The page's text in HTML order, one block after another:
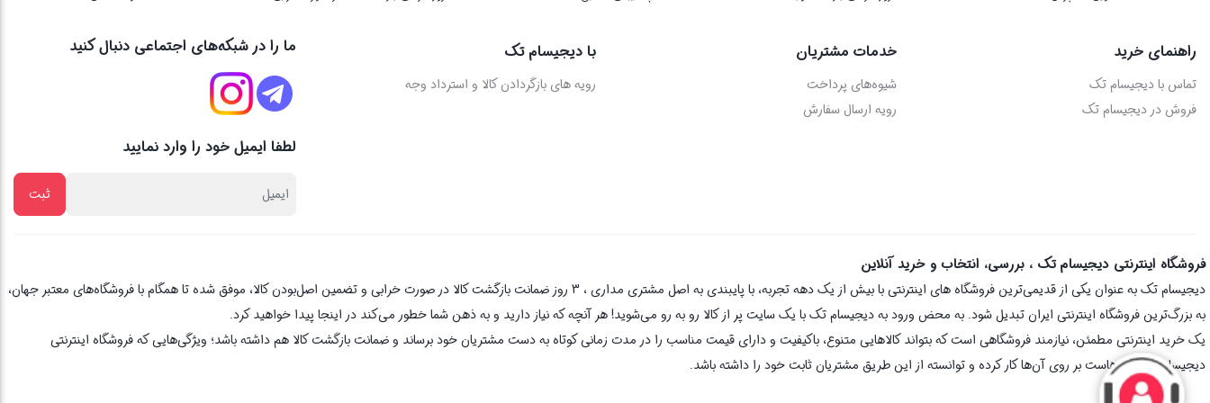
راهنمای خرید
تماس با دیجیسام تک
فروش در دیجیسام تک
خدمات مشتریان
شیوه‌های پرداخت
رویه ارسال سفارش
با دیجیسام تک
رویه های بازگردادن کالا و استرداد وجه
ما را در شبکه‌های اجتماعی دنبال کنید
لطفا ایمیل خود را وارد نمایید
فروشگاه اینترنتی دیجیسام تک ، بررسی، انتخاب و خرید آنلاین
دیجیسام تک به عنوان یکی از قدیمی‌ترین فروشگاه های اینترنتی با بیش از یک دهه تجربه، با پایبندی به اصل مشتری مداری ، 3 روز ضمانت بازگشت کالا در صورت خرابی و تضمین اصل‌بودن کالا، موفق شده تا همگام با فروشگاه‌های معتبر جهان،
به بزرگ‌ترین فروشگاه اینترنتی ایران تبدیل شود. به محض ورود به دیجیسام تک با یک سایت پر از کالا رو به رو می‌شوید! هر آنچه که نیاز دارید و به ذهن شما خطور می‌کند در اینجا پیدا خواهید کرد.
یک خرید اینترنتی مطمئن، نیازمند فروشگاهی است که بتواند کالاهایی متنوع، باکیفیت و دارای قیمت مناسب را در مدت زمانی کوتاه به دست مشتریان خود برساند و ضمانت بازگشت کالا هم داشته باشد؛ ویژگی‌هایی که فروشگاه اینترنتی
دیجیسام تک سال‌هاست بر روی آن‌ها کار کرده و توانسته از این طریق مشتریان ثابت خود را داشته باشد.